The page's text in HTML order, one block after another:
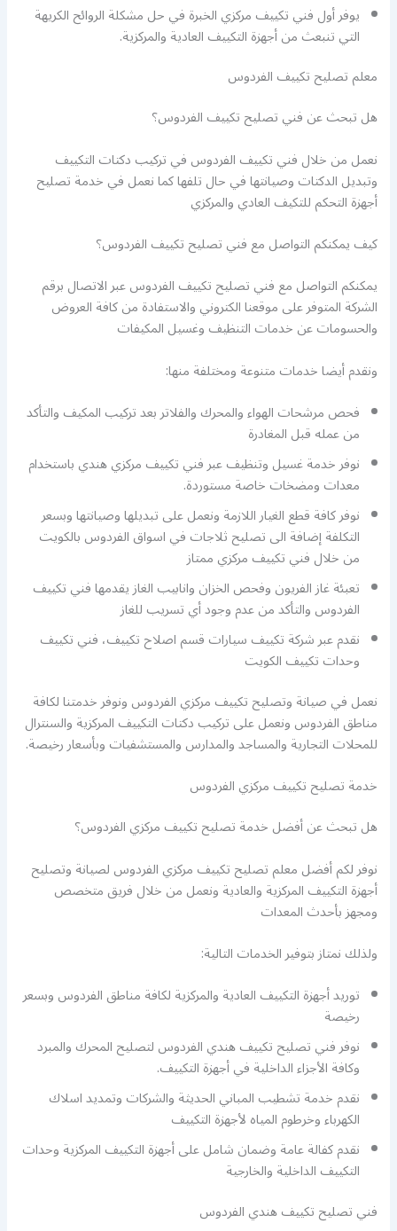
يوفر أول فني تكييف مركزي الخبرة في حل مشكلة الروائح الكريهة
التي تنبعث من أجهزة التكييف العادية والمركزية.
معلم تصليح تكييف الفردوس
هل تبحث عن فني تصليح تكييف الفردوس؟
نعمل من خلال فني تكييف الفردوس في تركيب دكتات التكييف
وتبديل الدكتات وصيانتها في حال تلفها كما نعمل في خدمة تصليح
أجهزة التحكم للتكيف العادي والمركزي
كيف يمكنكم التواصل مع فني تصليح تكييف الفردوس؟
يمكنكم التواصل مع فني تصليح تكييف الفردوس عبر الاتصال برقم
الشركة المتوفر على موقعنا الكتروني والاستفادة من كافة العروض
والحسومات عن خدمات التنظيف وغسيل المكيفات
ونقدم أيضا خدمات متنوعة ومختلفة منها:
فحص مرشحات الهواء والمحرك والفلاتر بعد تركيب المكيف والتأكد
من عمله قبل المغادرة
نوفر خدمة غسيل وتنظيف عبر فني تكييف مركزي هندي باستخدام
معدات ومضخات خاصة مستوردة.
نوفر كافة قطع الغيار اللازمة ونعمل على تبديلها وصيانتها وبسعر
التكلفة إضافة الى تصليح ثلاجات في اسواق الفردوس بالكويت
من خلال فني تكييف مركزي ممتاز
تعبئة غاز الفريون وفحص الخزان وانابيب الغاز يقدمها فني تكييف
الفردوس والتأكد من عدم وجود أي تسريب للغاز
نقدم عبر شركة تكييف سيارات قسم اصلاح تكييف، فني تكييف
وحدات تكييف الكويت
نعمل في صيانة وتصليح تكييف مركزي الفردوس ونوفر خدمتنا لكافة
مناطق الفردوس ونعمل على تركيب دكتات التكييف المركزية والسنترال
للمحلات التجارية والمساجد والمدارس والمستشفيات وبأسعار رخيصة.
خدمة تصليح تكييف مركزي الفردوس
هل تبحث عن أفضل خدمة تصليح تكييف مركزي الفردوس؟
نوفر لكم أفضل معلم تصليح تكييف مركزي الفردوس لصيانة وتصليح
أجهزة التكييف المركزية والعادية ونعمل من خلال فريق متخصص
ومجهز بأحدث المعدات
ولذلك نمتاز بتوفير الخدمات التالية:
توريد أجهزة التكييف العادية والمركزية لكافة مناطق الفردوس وبسعر
رخيصة
نوفر فني تصليح تكييف هندي الفردوس لتصليح المحرك والمبرد
وكافة الأجزاء الداخلية في أجهزة التكييف.
نقدم خدمة تشطيب المباني الحديثة والشركات وتمديد اسلاك
الكهرباء وخرطوم المياه لأجهزة التكييف
نقدم كفالة عامة وضمان شامل على أجهزة التكييف المركزية وحدات
التكييف الداخلية والخارجية
فني تصليح تكييف هندي الفردوس